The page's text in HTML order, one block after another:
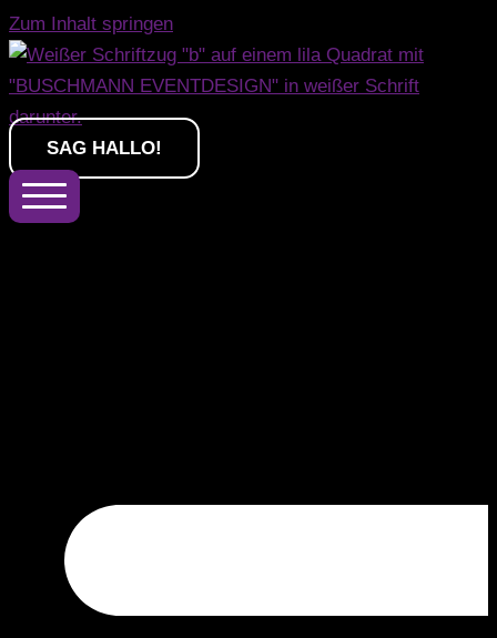
Zum Inhalt springen
SAG HALLO!